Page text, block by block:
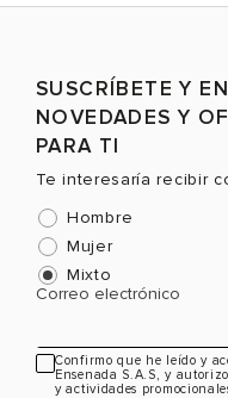
SUSCRÍBETE Y
NOVEDADES Y
PARA TI
Te interesaría recibir
Hombre
Mujer
Mixto
Correo electrónico
Confirmo que he leído y
Ensenada S.A.S, y
y actividades